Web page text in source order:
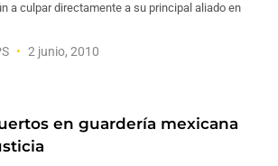
a culpar directamente a su principal aliado en
2 junio, 2010
en guardería mexicana